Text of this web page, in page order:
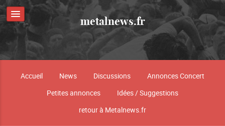
metalnews.fr
Accueil News Discussions
Annonces Concert
Petites annonces
Idées / Suggestions
retour à Metalnews.fr